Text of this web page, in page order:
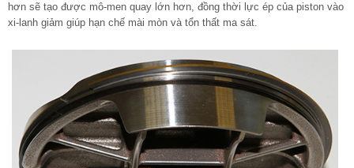
hơn sẽ tạo được mô-men quay lớn hơn, đồng thời lực ép của piston vào
xi-lanh giảm giúp hạn chế mài mòn và tổn thất ma sát.